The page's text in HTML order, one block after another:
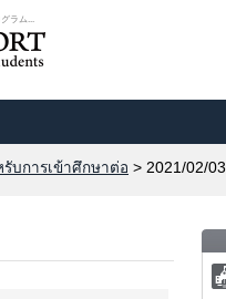
ラム...
บการเข้าศึกษาต่อ > 2021/02/03